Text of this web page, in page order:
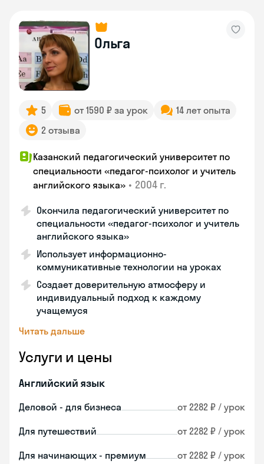
Ольга
5 от 1590 ₽ за урок
14 лет опыта
2 отзыва
Казанский педагогический университет по
специальности «педагог-психолог и учитель
английского языка» • 2004 г.
Окончила педагогический университет по
специальности «педагог-психолог и учитель
английского языка»
Использует информационно-
коммуникативные технологии на уроках
Создает доверительную атмосферу и
индивидуальный подход к каждому
учащемуся
Читать дальше
Услуги и цены
Английский язык
Деловой - для бизнеса от 2282 ₽ / урок
Для путешествий от 2282 ₽ / урок
Для начинающих - премиум от 2282 ₽ / урок